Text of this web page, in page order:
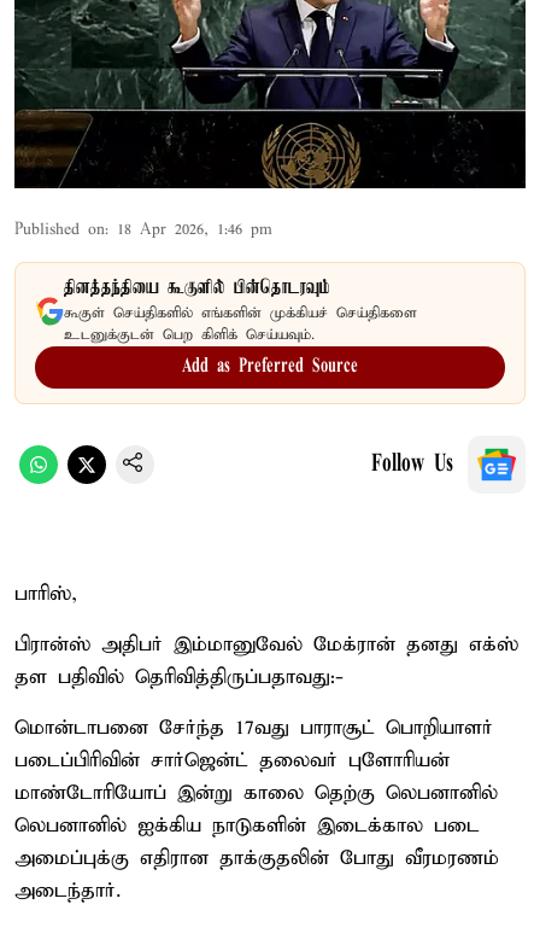
Published on: 18 Apr 2026, 1:46 pm
தினத்தந்தியை கூகுளில் பின்தொடரவும்
கூகுள் செய்திகளில் எங்களின் முக்கியச் செய்திகளை
உடனுக்குடன் பெற கிளிக் செய்யவும்.
Add as Preferred Source
Follow Us
பாரிஸ்,
பிரான்ஸ் அதிபர் இம்மானுவேல் மேக்ரான் தனது எக்ஸ்
தள பதிவில் தெரிவித்திருப்பதாவது:-
மொன்டாபனை சேர்ந்த 17வது பாராசூட் பொறியாளர்
படைப்பிரிவின் சார்ஜென்ட் தலைவர் புளோரியன்
மாண்டோரியோப் இன்று காலை தெற்கு லெபனானில்
லெபனானில் ஐக்கிய நாடுகளின் இடைக்கால படை
அமைப்புக்கு எதிரான தாக்குதலின் போது வீரமரணம்
அடைந்தார்.